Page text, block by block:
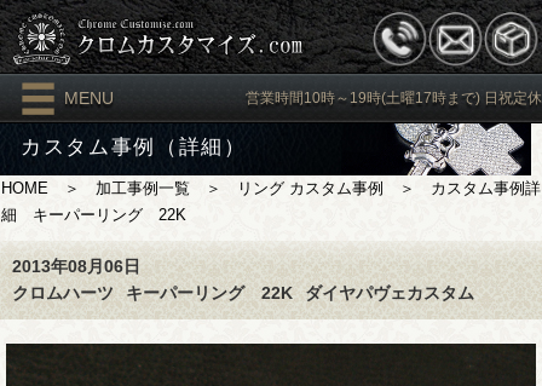
MENU 営業時間10時～19時(土曜17時まで) 日祝定休
カスタム事例（詳細）
HOME ＞ 加工事例一覧 ＞ リング カスタム事例
＞ カスタム事例詳
細 キーパーリング 22K
2013年08月06日
クロムハーツ
キーパーリング 22K ダイヤパヴェカスタム